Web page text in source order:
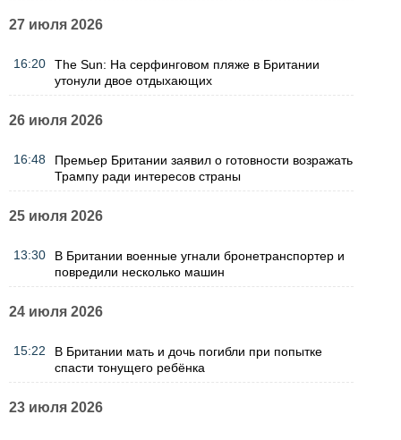
27 июля 2026
16:20
The Sun: На серфинговом пляже в Британии
утонули двое отдыхающих
26 июля 2026
16:48
Премьер Британии заявил о готовности возражать
Трампу ради интересов страны
25 июля 2026
13:30
В Британии военные угнали бронетранспортер и
повредили несколько машин
24 июля 2026
15:22
В Британии мать и дочь погибли при попытке
спасти тонущего ребёнка
23 июля 2026